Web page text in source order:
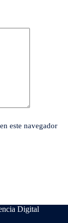
este navegador
Digital